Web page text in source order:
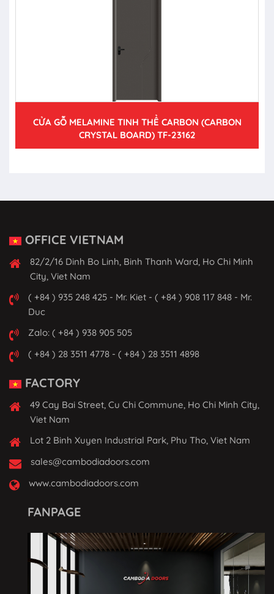
CỬA GỖ MELAMINE TINH THỂ CARBON (CARBON
CRYSTAL BOARD) TF-23162
OFFICE VIETNAM
82/2/16 Dinh Bo Linh, Binh Thanh Ward, Ho Chi Minh
City, Viet Nam
( +84 ) 935 248 425 - Mr. Kiet - ( +84 ) 908 117 848 - Mr.
Duc
Zalo: ( +84 ) 938 905 505
( +84 ) 28 3511 4778 - ( +84 ) 28 3511 4898
FACTORY
49 Cay Bai Street, Cu Chi Commune, Ho Chi Minh City,
Viet Nam
Lot 2 Binh Xuyen Industrial Park, Phu Tho, Viet Nam
sales@cambodiadoors.com
www.cambodiadoors.com
FANPAGE